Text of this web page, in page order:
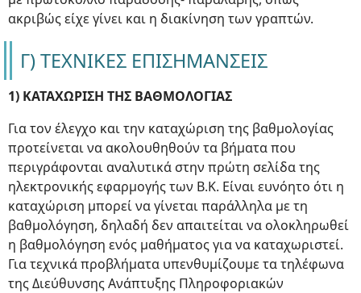
ακριβώς είχε γίνει και η διακίνηση των γραπτών.
Γ) ΤΕΧΝΙΚΕΣ ΕΠΙΣΗΜΑΝΣΕΙΣ
1) ΚΑΤΑΧΩΡΙΣΗ ΤΗΣ ΒΑΘΜΟΛΟΓΙΑΣ
Για τον έλεγχο και την καταχώριση της βαθμολογίας
προτείνεται να ακολουθηθούν τα βήματα που
περιγράφονται αναλυτικά στην πρώτη σελίδα της
ηλεκτρονικής εφαρμογής των Β.Κ. Είναι ευνόητο ότι η
καταχώριση μπορεί να γίνεται παράλληλα με τη
βαθμολόγηση, δηλαδή δεν απαιτείται να ολοκληρωθεί
η βαθμολόγηση ενός μαθήματος για να καταχωριστεί.
Για τεχνικά προβλήματα υπενθυμίζουμε τα τηλέφωνα
της Διεύθυνσης Ανάπτυξης Πληροφοριακών